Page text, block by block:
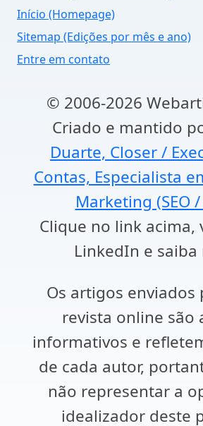
Início (Homepage)
Sitemap (Edições por mês e ano)
Entre em contato
© 2006-2026
Criado e mantido
Duarte, Closer /
Contas, Especialista
Marketing (SEO
Clique no link acima,
LinkedIn e saiba
Os artigos enviados
revista online são
informativos e
de cada autor,
não representar a
idealizador deste